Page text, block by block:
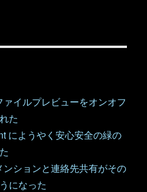
ァイルプレビューをオンオフ
た
にようやく安心安全の緑の
ンションと連絡先共有がその
になった